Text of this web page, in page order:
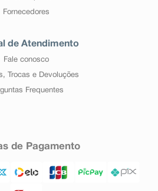
Fornecedores
de Atendimento
Fale conosco
Trocas e Devoluções
Frequentes
de Pagamento